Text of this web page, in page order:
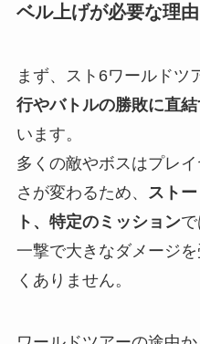
ベル上げが必要な理由
まず、スト6ワールドツ
行やバトルの勝敗に直
います。
多くの敵やボスはプレ
さが変わるため、
スト
ト、特定のミッション
一撃で大きなダメージ
くありません。